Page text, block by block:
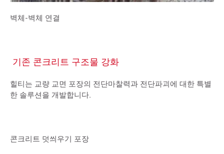
벽체-벽체 연결
기존 콘크리트 구조물 강화
힐티는 교량 교면 포장의 전단마찰력과 전단파괴에 대한 특별
한 솔루션을 개발합니다.
콘크리트 덧씌우기 포장